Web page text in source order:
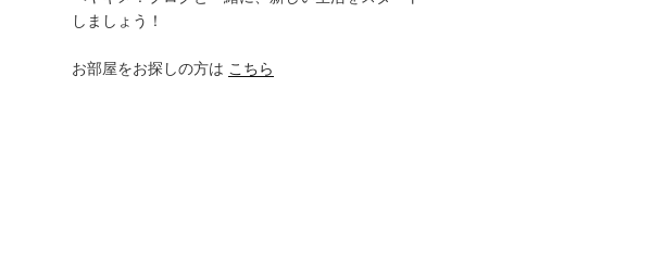
しましょう！
お部屋をお探しの方は こちら